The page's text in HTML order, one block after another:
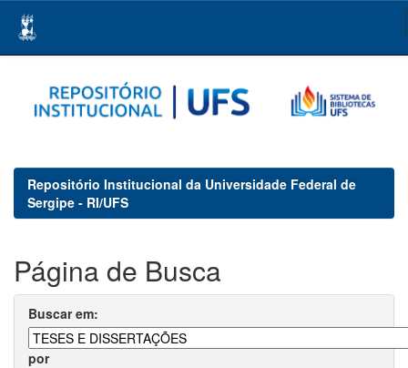
navigation
Repositório Institucional da Universidade Federal de
Sergipe - RI/UFS
Página de Busca
Buscar em:
por